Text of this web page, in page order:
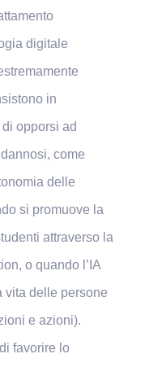
digitale
in
opporsi ad
come
delle
si promuove la
attraverso la
o quando l’IA
vita delle persone
e azioni).
favorire lo